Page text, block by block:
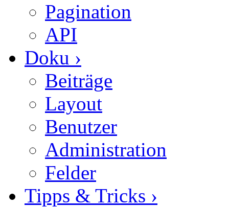
Pagination
API
Doku ›
Beiträge
Layout
Benutzer
Administration
Felder
Tipps & Tricks ›